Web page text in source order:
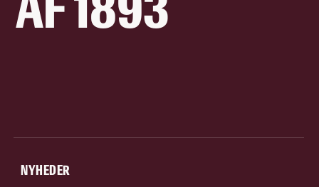
AF 1893
NYHEDER